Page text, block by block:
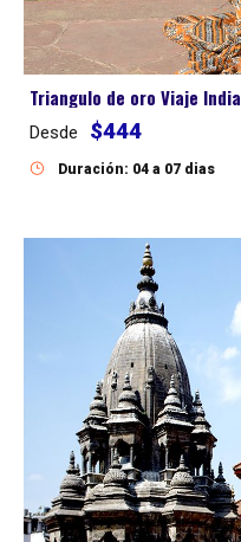
Triangulo de oro Viaje India
Desde $444
Duración: 04 a 07 dias